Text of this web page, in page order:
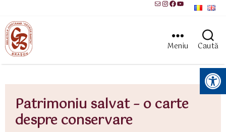
MailInstagram
Facebook
YouTube
Meniu Caută
Instrumente pentru accesibilitate
Patrimoniu salvat – o carte
despre conservare